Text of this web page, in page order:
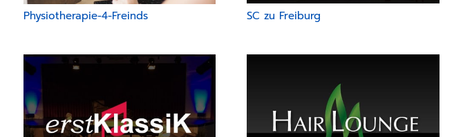
Physiotherapie-4-Freinds SC zu Freiburg